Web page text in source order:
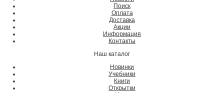
Поиск
Оплата
Доставка
Акции
Информация
Контакты
Наш каталог
Новинки
Учебники
Книги
Открытки